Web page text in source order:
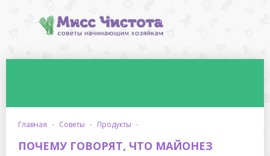
главная · советы · продукты ·
ПОЧЕМУ ГОВОРЯТ, ЧТО МАЙОНЕЗ